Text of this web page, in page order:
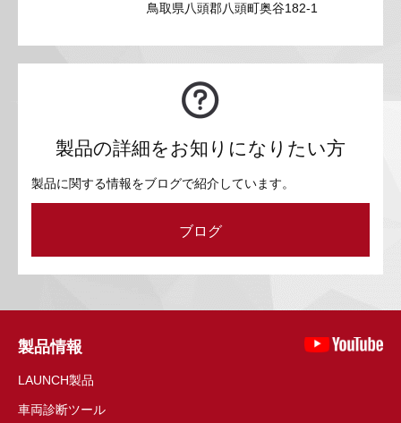
鳥取県八頭郡八頭町奥谷182-1
製品の詳細をお知りになりたい方
製品に関する情報をブログで紹介しています。
ブログ
製品情報
LAUNCH製品
車両診断ツール